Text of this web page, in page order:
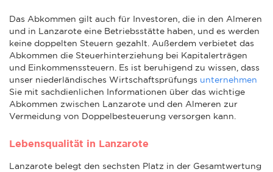
Das Abkommen gilt auch für Investoren, die in den Almeren
und in Lanzarote eine Betriebsstätte haben, und es werden
keine doppelten Steuern gezahlt. Außerdem verbietet das
Abkommen die Steuerhinterziehung bei Kapitalerträgen
und Einkommenssteuern. Es ist beruhigend zu wissen, dass
unser niederländisches Wirtschaftsprüfungs unternehmen
Sie mit sachdienlichen Informationen über das wichtige
Abkommen zwischen Lanzarote und den Almeren zur
Vermeidung von Doppelbesteuerung versorgen kann.
Lebensqualität in Lanzarote
Lanzarote belegt den sechsten Platz in der Gesamtwertung